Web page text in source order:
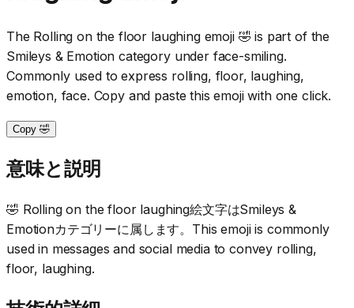
The Rolling on the floor laughing emoji 🤣 is part of the
Smileys & Emotion category under face-smiling.
Commonly used to express rolling, floor, laughing,
emotion, face. Copy and paste this emoji with one click.
Copy 🤣
意味と説明
🤣 Rolling on the floor laughing絵文字はSmileys &
Emotionカテゴリーに属します。This emoji is commonly
used in messages and social media to convey rolling,
floor, laughing.